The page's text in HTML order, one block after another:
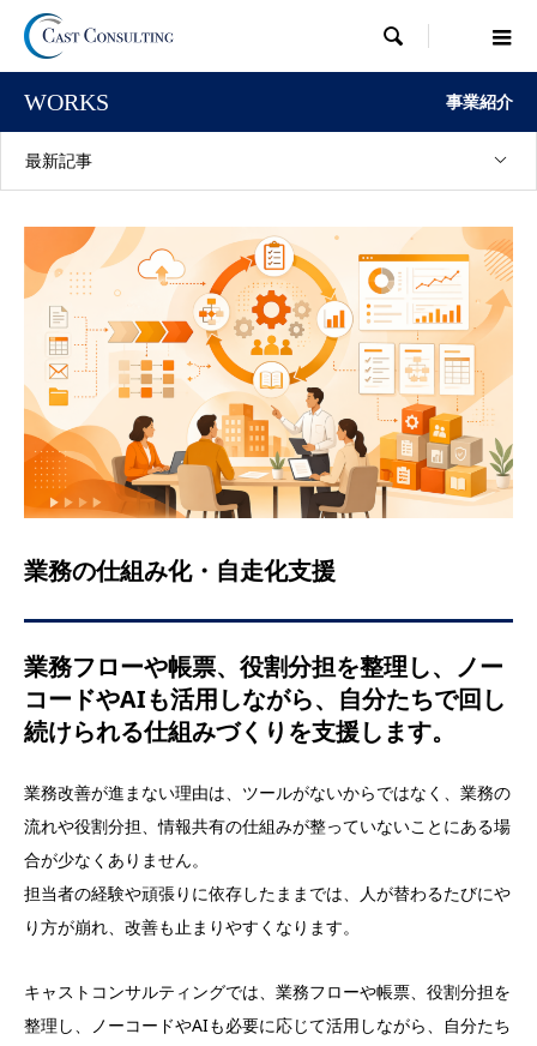

WORKS 事業紹介
最新記事
業務の仕組み化・自走化支援
業務フローや帳票、役割分担を整理し、ノー
コードやAIも活用しながら、自分たちで回し
続けられる仕組みづくりを支援します。
業務改善が進まない理由は、ツールがないからではなく、業務の
流れや役割分担、情報共有の仕組みが整っていないことにある場
合が少なくありません。
担当者の経験や頑張りに依存したままでは、人が替わるたびにや
り方が崩れ、改善も止まりやすくなります。
キャストコンサルティングでは、業務フローや帳票、役割分担を
整理し、ノーコードやAIも必要に応じて活用しながら、自分たち